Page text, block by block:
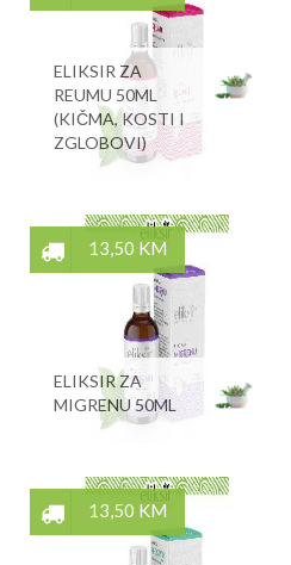
ELIKSIR ZA
REUMU 50ML
(KIČMA, KOSTI I
ZGLOBOVI)
13,50 KM
ELIKSIR ZA
MIGRENU 50ML
13,50 KM